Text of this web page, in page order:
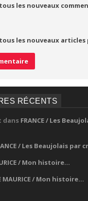
les nouveaux
les nouveaux articles
RÉCENTS
dans FRANCE / Les
/ Les Beaujolais par
/ Mon histoire…
MAURICE / Mon histoire…